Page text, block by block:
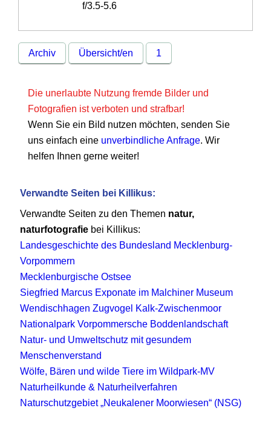
f/3.5-5.6
Archiv Übersicht/en 1
Die unerlaubte Nutzung fremde Bilder und
Fotografien ist verboten und strafbar!
Wenn Sie ein Bild nutzen möchten, senden Sie
uns einfach eine unverbindliche Anfrage. Wir
helfen Ihnen gerne weiter!
Verwandte Seiten bei Killikus:
Verwandte Seiten zu den Themen natur,
naturfotografie bei Killikus:
Landesgeschichte des Bundesland Mecklenburg-
Vorpommern
Mecklenburgische Ostsee
Siegfried Marcus Exponate im Malchiner Museum
Wendischhagen Zugvogel Kalk-Zwischenmoor
Nationalpark Vorpommersche Boddenlandschaft
Natur- und Umweltschutz mit gesundem
Menschenverstand
Wölfe, Bären und wilde Tiere im Wildpark-MV
Naturheilkunde & Naturheilverfahren
Naturschutzgebiet „Neukalener Moorwiesen“ (NSG)